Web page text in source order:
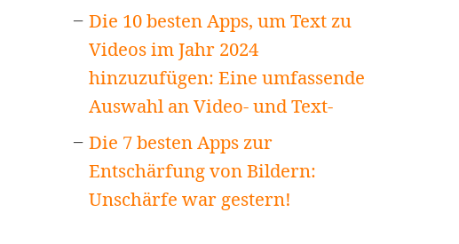
Die 10 besten Apps, um Text zu
Videos im Jahr 2024
hinzuzufügen: Eine umfassende
Auswahl an Video- und Text-
Die 7 besten Apps zur
Entschärfung von Bildern:
Unschärfe war gestern!